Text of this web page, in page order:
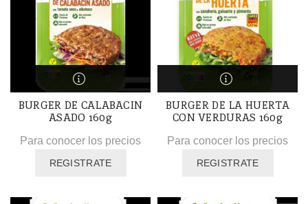
BURGER DE CALABACIN
ASADO 160g
Para conocer los precios
REGISTRATE
BURGER DE LA HUERTA
CON VERDURAS 160g
Para conocer los precios
REGISTRATE